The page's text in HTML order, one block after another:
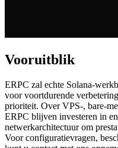
Vooruitblik
ERPC zal echte Solana-
voor voortdurende
prioriteit. Over VPS-, bare-
ERPC blijven investeren in
netwerkarchitectuur om
Voor configuratievragen,